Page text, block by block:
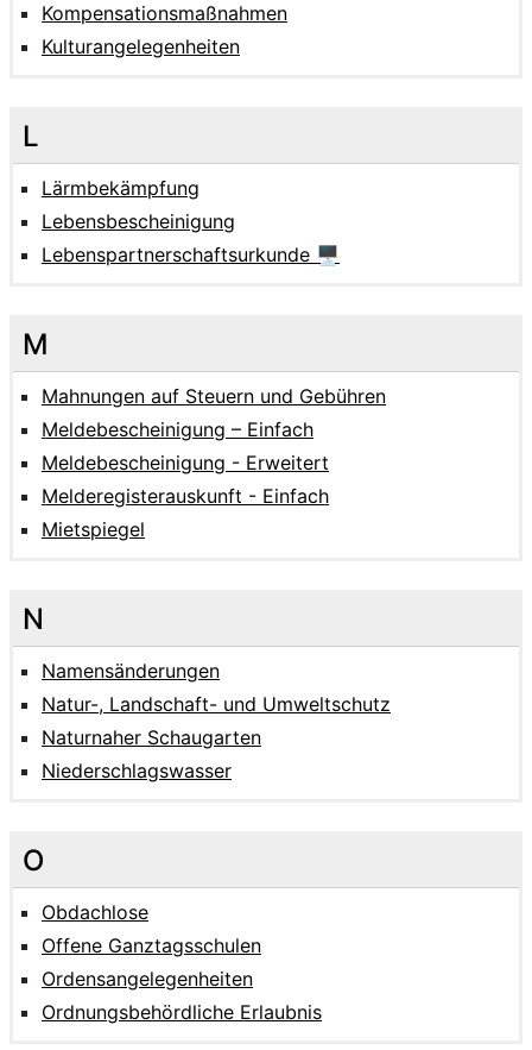
Kompensationsmaßnahmen
Kulturangelegenheiten
L
Lärmbekämpfung
Lebensbescheinigung
Lebenspartnerschaftsurkunde 🖥
M
Mahnungen auf Steuern und Gebühren
Meldebescheinigung – Einfach
Meldebescheinigung - Erweitert
Melderegisterauskunft - Einfach
Mietspiegel
N
Namensänderungen
Natur-, Landschaft- und Umweltschutz
Naturnaher Schaugarten
Niederschlagswasser
O
Obdachlose
Offene Ganztagsschulen
Ordensangelegenheiten
Ordnungsbehördliche Erlaubnis